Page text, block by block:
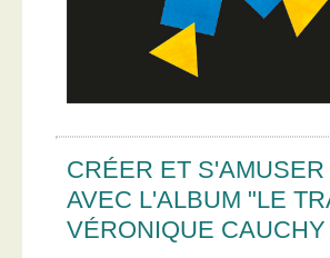
CRÉER ET
AVEC L'ALBUM "LE
VÉRONIQUE